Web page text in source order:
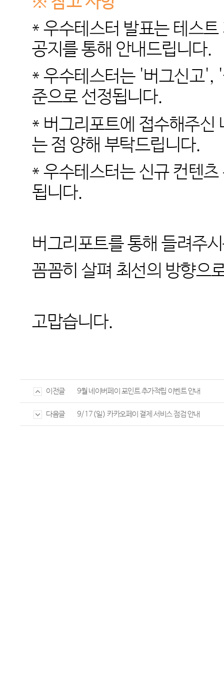
* 우수테스터 발표는 테스
공지를 통해 안내드립니다.
* 우수테스터는 '버그신고',
준으로 선정됩니다.
* 버그리포트에 접수해주신
는 점 양해 부탁드립니다.
* 우수테스터는 신규 컨텐
됩니다.
버그리포트를 통해 들려주
꼼꼼히 살펴 최선의 방향으
고맙습니다.
이전글 9월 네이버페이 포인트 추가적립 이벤트 안내
다음글 9/17(일) 카카오페이 결제 서비스 점검 안내